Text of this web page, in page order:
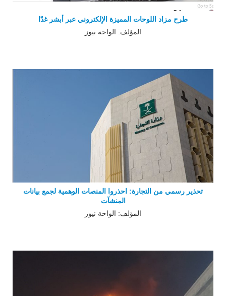
طرح مزاد اللوحات المميزة الإلكتروني عبر أبشر غدًا
المؤلف: الواحة نيوز
تحذير رسمي من التجارة: احذروا المنصات الوهمية لجمع بيانات
المنشآت
المؤلف: الواحة نيوز